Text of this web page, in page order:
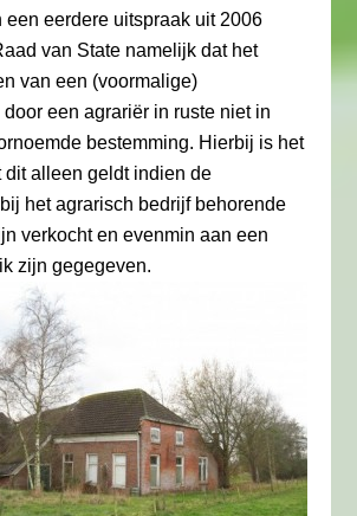
een eerdere uitspraak uit 2006
van State namelijk dat het
van een (voormalige)
een agrariër in ruste niet in
bestemming. Hierbij is het
dit alleen geldt indien de
het agrarisch bedrijf behorende
verkocht en evenmin aan een
zijn gegegeven.